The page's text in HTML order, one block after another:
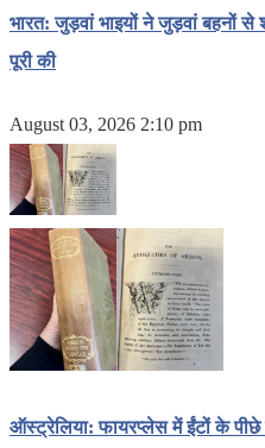
भारत: जुड़वां भाइयों ने जुड़वां बहनों से
पूरी की
August 03, 2026 2:10 pm
ऑस्ट्रेलिया: फायरप्लेस में ईंटों के पीछे